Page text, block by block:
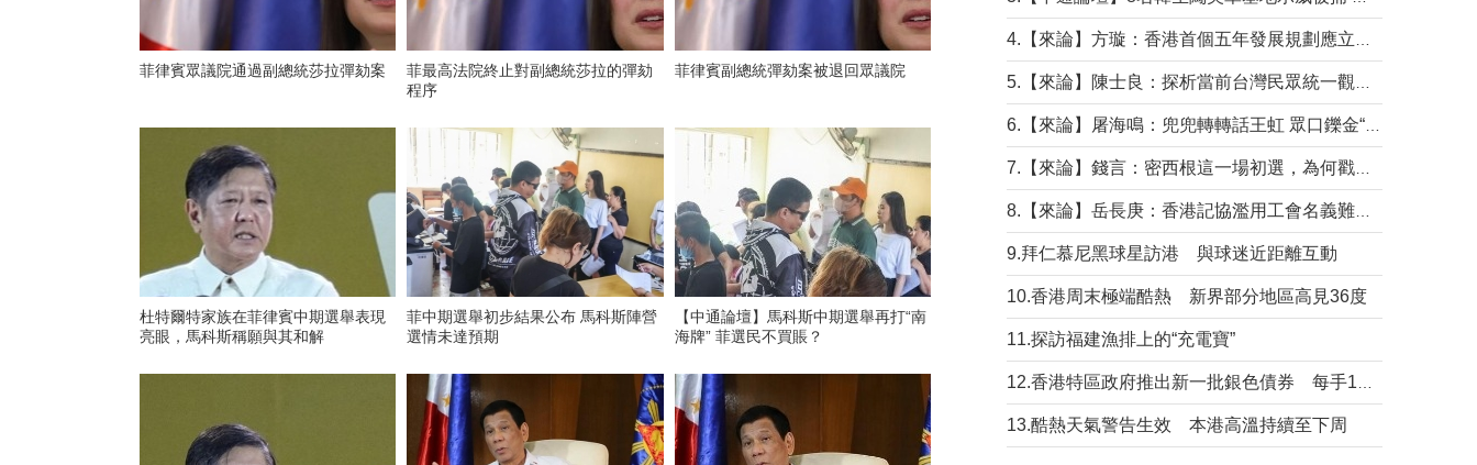
菲律賓眾議院通過副總統莎拉彈劾案
菲最高法院終止對副總統莎拉的彈劾
程序
菲律賓副總統彈劾案被退回眾議院
杜特爾特家族在菲律賓中期選舉表現
亮眼，馬科斯稱願與其和解
菲中期選舉初步結果公布 馬科斯陣營
選情未達預期
【中通論壇】馬科斯中期選舉再打“南
海牌” 菲選民不買賬？
9.拜仁慕尼黑球星訪港 與球迷近距離互動
10.香港周末極端酷熱 新界部分地區高見36度
11.探訪福建漁排上的“充電寶”
13.酷熱天氣警告生效 本港高溫持續至下周